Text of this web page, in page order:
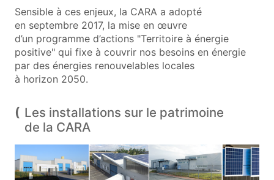
Sensible à ces enjeux, la CARA a adopté
en septembre 2017, la mise en œuvre
d’un programme d’actions "Territoire à énergie
positive" qui fixe à couvrir nos besoins en énergie
par des énergies renouvelables locales
à horizon 2050.
Les installations sur le patrimoine
de la CARA